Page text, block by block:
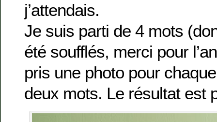
j’attendais.
Je suis parti de 4 mots
été soufflés, merci pour
pris une photo pour
deux mots. Le résultat est